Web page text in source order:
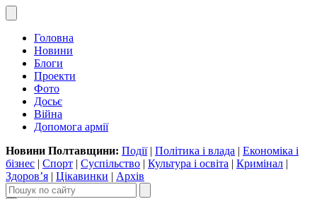
Головна
Новини
Блоги
Проекти
Фото
Досьє
Війна
Допомога армії
Новини Полтавщини: Події| Політика і влада | Економіка і
бізнес | Спорт | Суспільство | Культура і освіта | Кримінал |
Здоров’я | Цікавинки | Архів